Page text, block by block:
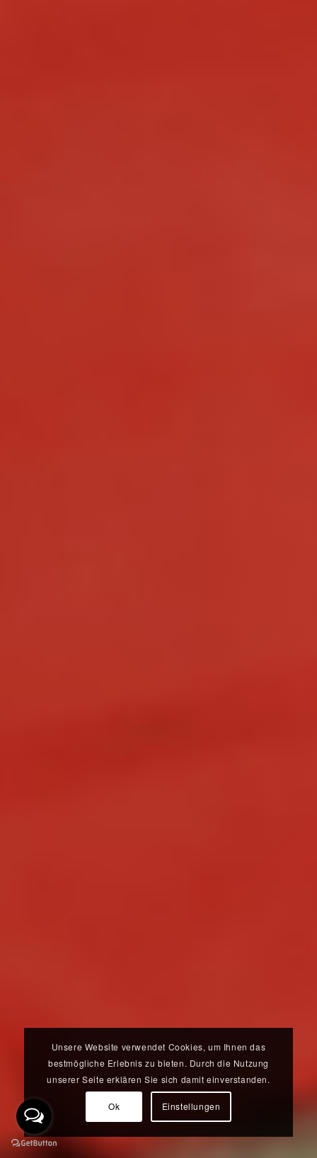
Unsere Website verwendet Cookies, um Ihnen das
bestmögliche Erlebnis zu bieten. Durch die Nutzung
unserer Seite erklären Sie sich damit einverstanden.
Ok Einstellungen